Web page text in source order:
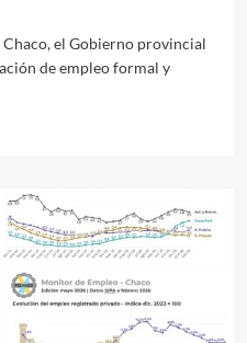
el Gobierno provincial
de empleo formal y